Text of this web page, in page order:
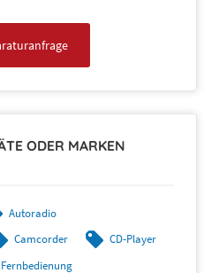
ODER MARKEN
Autoradio
Camcorder
CD-Player
Fernbedienung